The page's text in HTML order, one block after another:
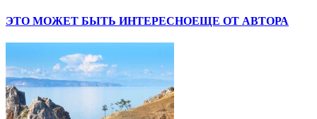
ЭТО МОЖЕТ БЫТЬ ИНТЕРЕСНОЕЩЕ ОТ АВТОРА